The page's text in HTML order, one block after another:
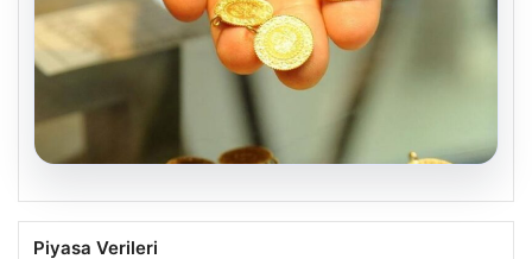
Altın fiyatları canlı 2 Nisan 2026: Altın
Piyasa Verileri